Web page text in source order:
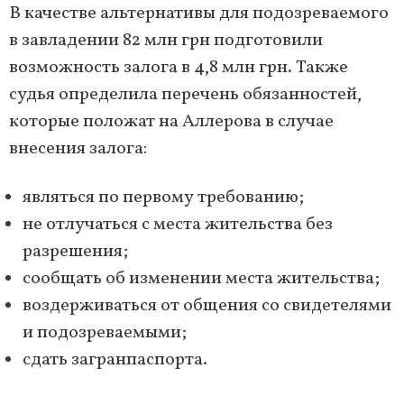
В качестве альтернативы для подозреваемого
в завладении 82 млн грн подготовили
возможность залога в 4,8 млн грн. Также
судья определила перечень обязанностей,
которые положат на Аллерова в случае
внесения залога:
являться по первому требованию;
не отлучаться с места жительства без
разрешения;
сообщать об изменении места жительства;
воздерживаться от общения со свидетелями
и подозреваемыми;
сдать загранпаспорта.